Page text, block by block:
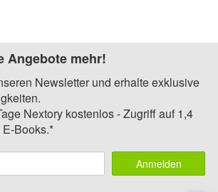
Angebote mehr!
Newsletter und erhalte exklusive
Nextory kostenlos - Zugriff auf 1,4
Books.*
Anmelden